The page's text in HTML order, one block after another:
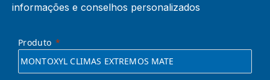
informações e conselhos personalizados
Produto